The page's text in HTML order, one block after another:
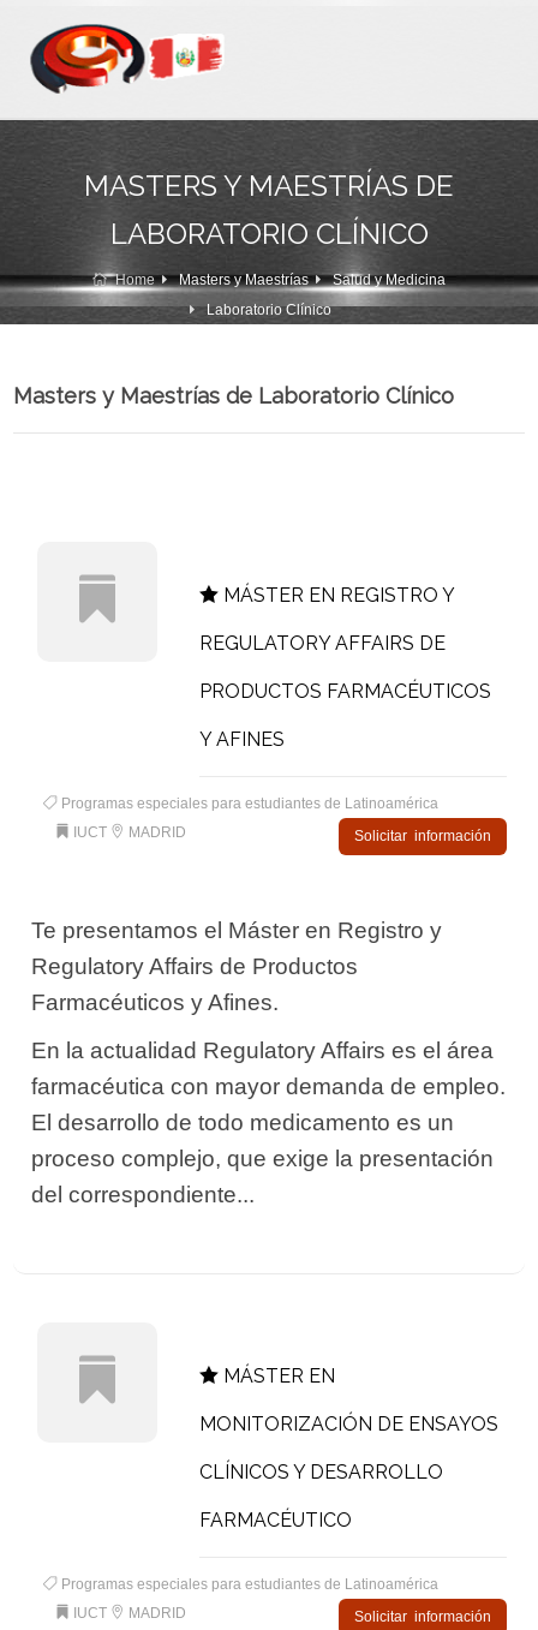
MASTERS Y MAESTRÍAS DE
LABORATORIO CLÍNICO
Home Masters y Maestrías
Salud y Medicina
Laboratorio Clínico
Masters y Maestrías de Laboratorio Clínico
MÁSTER EN REGISTRO Y
REGULATORY AFFAIRS DE
PRODUCTOS FARMACÉUTICOS
Y AFINES
Programas especiales para estudiantes de Latinoamérica
IUCT
MADRID Solicitar información
Te presentamos el Máster en Registro y
Regulatory Affairs de Productos
Farmacéuticos y Afines.
En la actualidad Regulatory Affairs es el área
farmacéutica con mayor demanda de empleo.
El desarrollo de todo medicamento es un
proceso complejo, que exige la presentación
del correspondiente...
MÁSTER EN
MONITORIZACIÓN DE ENSAYOS
CLÍNICOS Y DESARROLLO
FARMACÉUTICO
Programas especiales para estudiantes de Latinoamérica
IUCT
MADRID Solicitar información